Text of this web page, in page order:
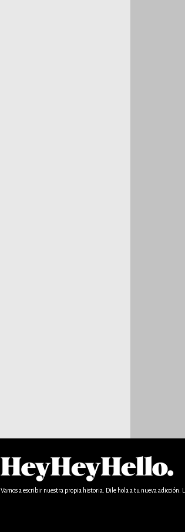
Vamos a escribir nuestra propia historia. Dile hola a tu nueva adicción.